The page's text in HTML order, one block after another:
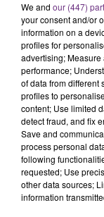
LA
TOUJOURS
Cela fait déjà
nucléaire
justifiée par la
présente.
We and our (447)
your consent and/or
information on a
profiles for
advertising;
performance;
of data from different
profiles to
content; Use limited
detect fraud, and fix
Save and
process personal
following
requested; Use
other data sources;
information